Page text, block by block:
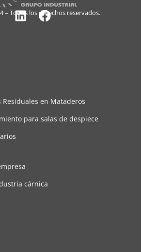
– Todos los derechos reservados.
en Mataderos
para salas de despiece
cárnica